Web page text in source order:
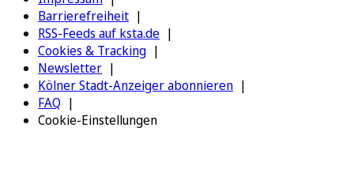
Barrierefreiheit
RSS-Feeds auf ksta.de
Cookies & Tracking
Newsletter
Kölner Stadt-Anzeiger abonnieren
FAQ
Cookie-Einstellungen